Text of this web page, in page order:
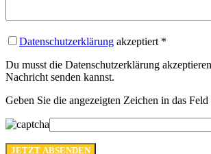
Datenschutzerklärung akzeptiert *
Du musst die Datenschutzerklärung
Nachricht senden kannst.
Geben Sie die angezeigten Zeichen in das